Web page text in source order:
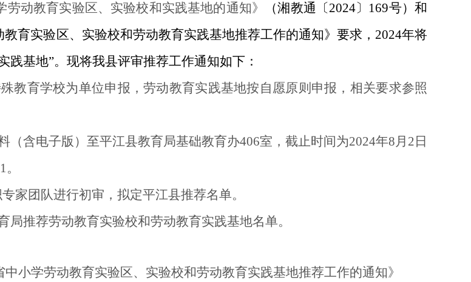
动教育实验区、实验校和实践基地的通知》 （湘教通〔2024〕 169号）和
育实验区、实验校和劳动教育实践基地推荐工作的通知》要求， 2024年将
基地”。现将我县评审推荐工作通知如下：
教育学校为单位申报 ，劳动教育实践基地按自愿原则 申报，相关要求参照
（含电子版）至平江县教育局基础教育办406室，截止时间为2024年8月2日
家团队进行初审，拟定平江县推荐名单。
推荐劳动教育实验校和劳动教育实践基地名单。
小学劳动教育实验区、实验校和劳动教育实践基地推荐工作的通知》